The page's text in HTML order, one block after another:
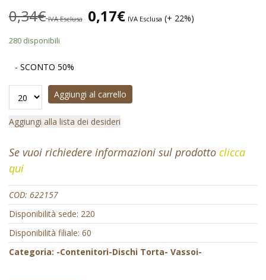
0,34€ IVA Esclusa 0,17€ IVA Esclusa (+ 22%)
280 disponibili
- SCONTO 50%
Aggiungi al carrello
Aggiungi alla lista dei desideri
Se vuoi richiedere informazioni sul prodotto clicca
qui
COD: 622157
Disponibilità sede: 220
Disponibilità filiale: 60
Categoria: -Contenitori-Dischi Torta- Vassoi-